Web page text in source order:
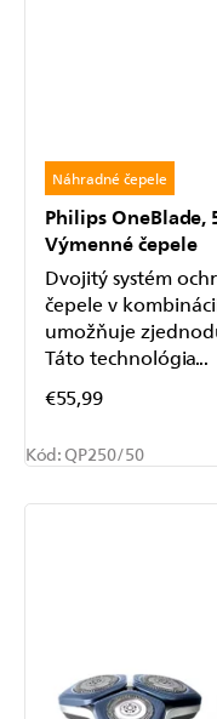
Náhradné čepele
Philips OneBlade,
Výmenné čepele
€55,99
Dvojitý systém
čepele v
umožňuje
Táto technológia...
Kód: QP250/50